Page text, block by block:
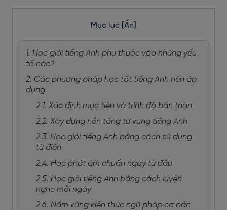
Mục lục [Ẩn]
1. Học giỏi tiếng Anh phụ thuộc vào những yếu
tố nào?
2. Các phương pháp học tốt tiếng Anh nên áp
dụng
2.1. Xác định mục tiêu và trình độ bản thân
2.2. Xây dựng nền tảng từ vựng tiếng Anh
2.3. Học giỏi tiếng Anh bằng cách sử dụng
từ điển
2.4. Học phát âm chuẩn ngay từ đầu
2.5. Học giỏi tiếng Anh bằng cách luyện
nghe mỗi ngày
2.6. Nắm vững kiến thức ngữ pháp cơ bản